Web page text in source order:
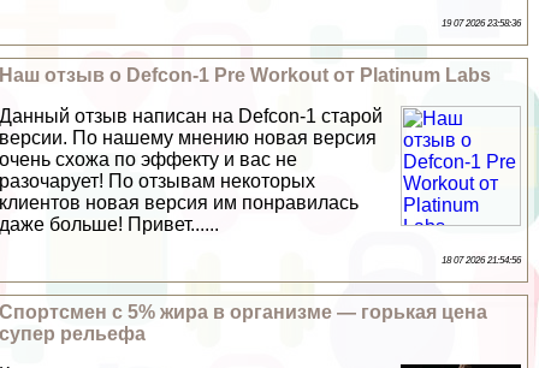
19 07 2026 23:58:36
Наш отзыв о Defcon-1 Pre Workout от Platinum Labs
Данный отзыв написан на Defcon-1 старой
версии. По нашему мнению новая версия
очень схожа по эффекту и вас не
разочарует! По отзывам некоторых
клиентов новая версия им понравилась
даже больше! Привет......
18 07 2026 21:54:56
Спортсмен с 5% жира в организме — горькая цена
супер рельефа